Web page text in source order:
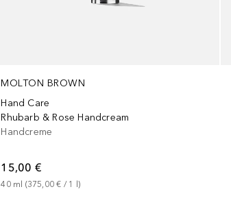
MOLTON BROWN
Hand Care
Rhubarb & Rose Handcream
Handcreme
15,00 €
40 ml (375,00 € / 1 l)